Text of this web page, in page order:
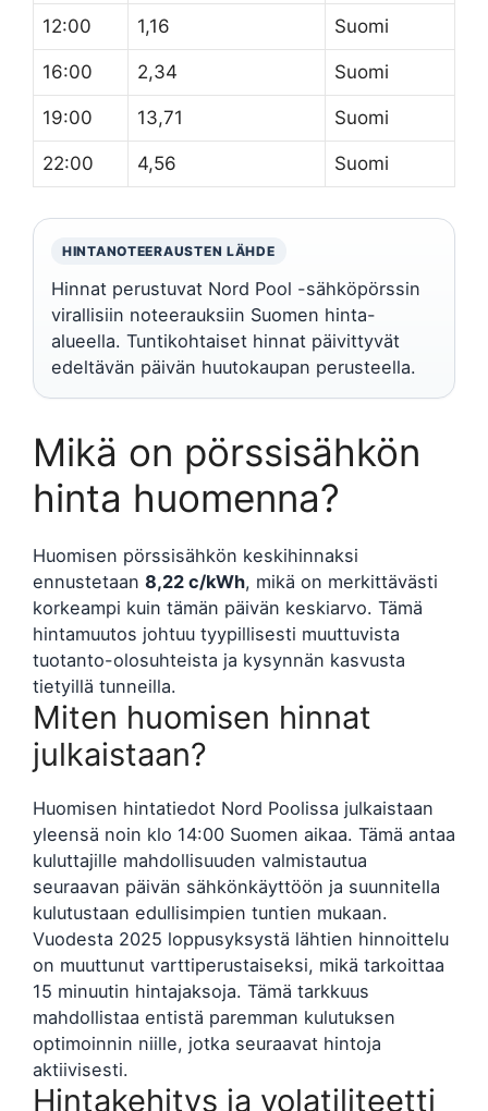
12:00 1,16 Suomi
16:00 2,34 Suomi
19:00 13,71 Suomi
22:00 4,56 Suomi
HINTANOTEERAUSTEN LÄHDE
Hinnat perustuvat Nord Pool -sähköpörssin
virallisiin noteerauksiin Suomen hinta-
alueella. Tuntikohtaiset hinnat päivittyvät
edeltävän päivän huutokaupan perusteella.
Mikä on pörssisähkön
hinta huomenna?
Huomisen pörssisähkön keskihinnaksi
ennustetaan 8,22 c/kWh, mikä on merkittävästi
korkeampi kuin tämän päivän keskiarvo. Tämä
hintamuutos johtuu tyypillisesti muuttuvista
tuotanto-olosuhteista ja kysynnän kasvusta
tietyillä tunneilla.
Miten huomisen hinnat
julkaistaan?
Huomisen hintatiedot Nord Poolissa julkaistaan
yleensä noin klo 14:00 Suomen aikaa. Tämä antaa
kuluttajille mahdollisuuden valmistautua
seuraavan päivän sähkönkäyttöön ja suunnitella
kulutustaan edullisimpien tuntien mukaan.
Vuodesta 2025 loppusyksystä lähtien hinnoittelu
on muuttunut varttiperustaiseksi, mikä tarkoittaa
15 minuutin hintajaksoja. Tämä tarkkuus
mahdollistaa entistä paremman kulutuksen
optimoinnin niille, jotka seuraavat hintoja
aktiivisesti.
Hintakehitys ja volatiliteetti